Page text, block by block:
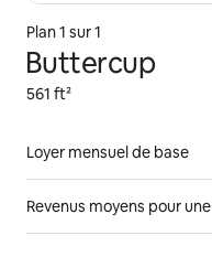
Plan 1 sur 1
Buttercup
561 ft²
Loyer mensuel de base
Revenus moyens pour une